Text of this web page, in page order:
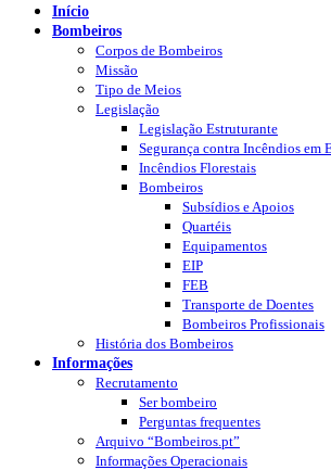
Início
Bombeiros
Corpos de Bombeiros
Missão
Tipo de Meios
Legislação
Legislação Estruturante
Segurança contra Incêndios em
Incêndios Florestais
Bombeiros
Subsídios e Apoios
Quartéis
Equipamentos
EIP
FEB
Transporte de Doentes
Bombeiros Profissionais
História dos Bombeiros
Informações
Recrutamento
Ser bombeiro
Perguntas frequentes
Arquivo “Bombeiros.pt”
Informações Operacionais